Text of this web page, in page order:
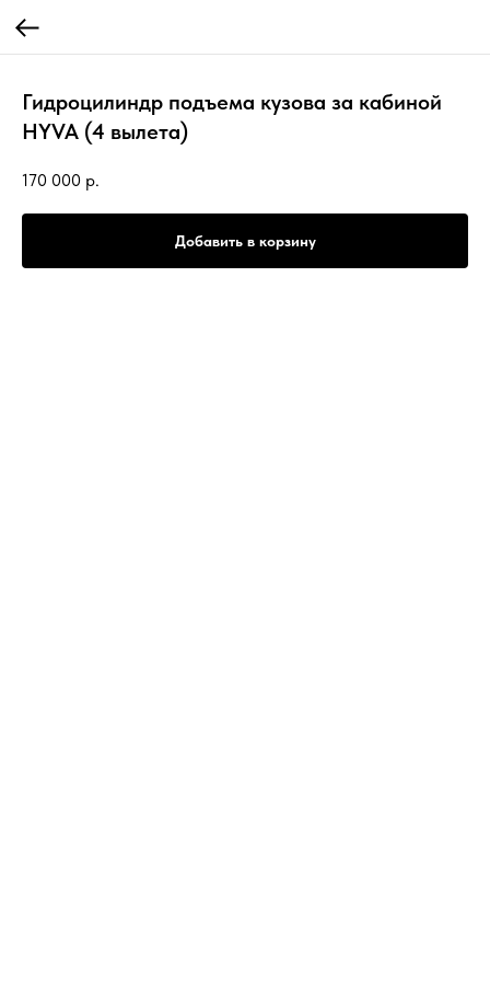
Гидроцилиндр подъема кузова за кабиной
HYVA (4 вылета)
170 000 р.
Добавить в корзину